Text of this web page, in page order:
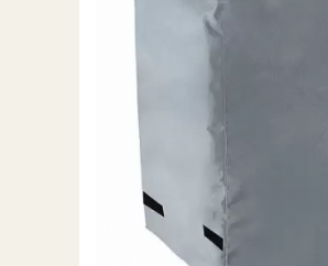
Grătare electrice
Uși pentru sobă și șemineu
Vase pentru gătit din aluminiu